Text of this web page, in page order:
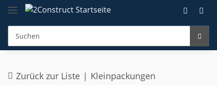
Zurück zur Liste Kleinpackungen